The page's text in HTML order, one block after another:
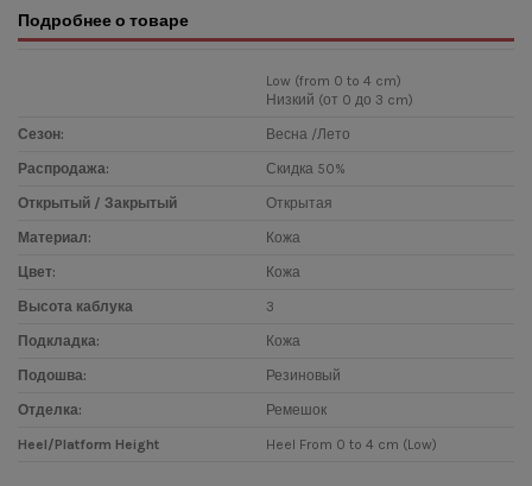
Подробнее о товаре
Low (from 0 to 4 cm)
Низкий (от 0 до 3 cm)
Сезон: Весна /Лето
Распродажа: Скидка 50%
Открытый / Закрытый Открытая
Материал: Кожа
Цвет: Кожа
Высота каблука 3
Подкладка: Кожа
Подошва: Резиновый
Отделка: Ремешок
Heel/Platform Height Heel From 0 to 4 cm (Low)